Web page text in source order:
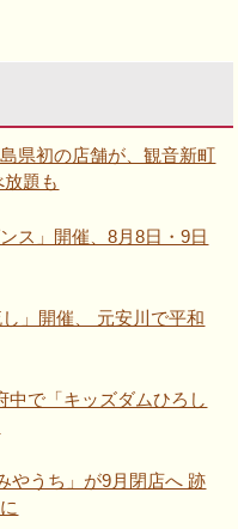
県初の店舗が、観音新町
題も
ス」開催、8月8日・9日
」開催、 元安川で平和
中で「キッズダムひろし
やうち」が9月閉店へ 跡